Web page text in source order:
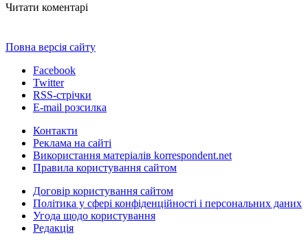
Читати коментарі
Повна версія сайту
Facebook
Twitter
RSS-стрічки
E-mail розсилка
Контакти
Реклама на сайті
Використання матеріалів korrespondent.net
Правила користування сайтом
Договір користування сайтом
Політика у сфері конфіденційності і персональних даних
Угода щодо користування
Редакція